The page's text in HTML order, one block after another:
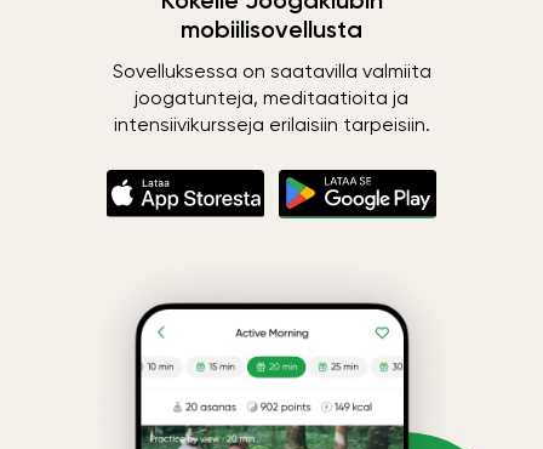
mobiilisovellusta
Sovelluksessa on saatavilla valmiita
joogatunteja, meditaatioita ja
intensiivikursseja erilaisiin tarpeisiin.